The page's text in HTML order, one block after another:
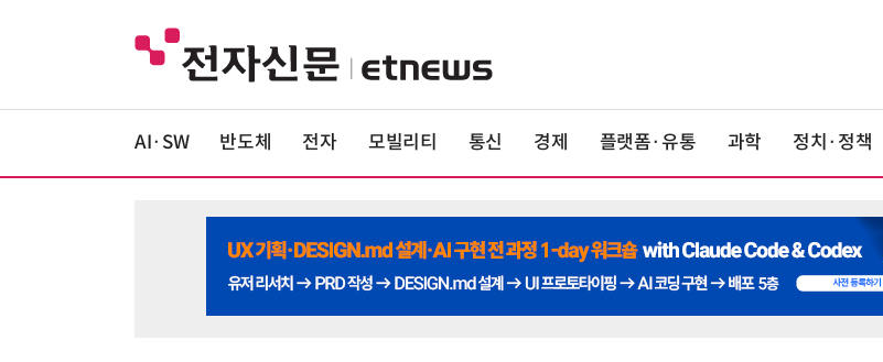
AI·SW 반도체 전자 모빌리티 통신 경제 플랫폼·유통 과학 정치·정책